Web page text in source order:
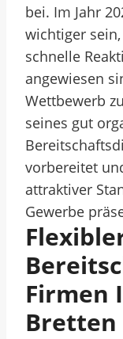
bei. Im Jahr
wichtiger
schnelle
angewiesen
Wettbewerb
seines gut
vorbereitet
attraktiver
Gewerbe
Firmen
Bretten